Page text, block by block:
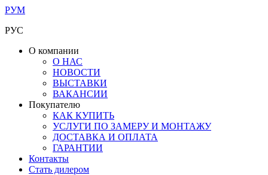
РУМ
РУС
О компании
О НАС
НОВОСТИ
ВЫСТАВКИ
ВАКАНСИИ
Покупателю
КАК КУПИТЬ
УСЛУГИ ПО ЗАМЕРУ И МОНТАЖУ
ДОСТАВКА И ОПЛАТА
ГАРАНТИИ
Контакты
Стать дилером